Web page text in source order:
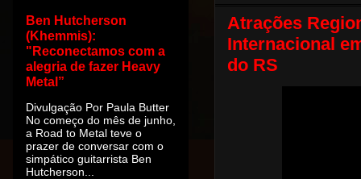
Atrações
Internacional
do RS
Ben Hutcherson
(Khemmis):
"Reconectamos com a
alegria de fazer Heavy
Metal”
Divulgação Por Paula Butter
No começo do mês de junho,
a Road to Metal teve o
prazer de conversar com o
simpático guitarrista Ben
Hutcherson...